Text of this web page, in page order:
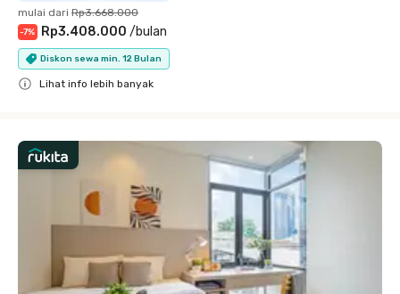
mulai dari Rp3.668.000
-7% Rp3.408.000 /bulan
Diskon sewa min. 12 Bulan
Lihat info lebih banyak